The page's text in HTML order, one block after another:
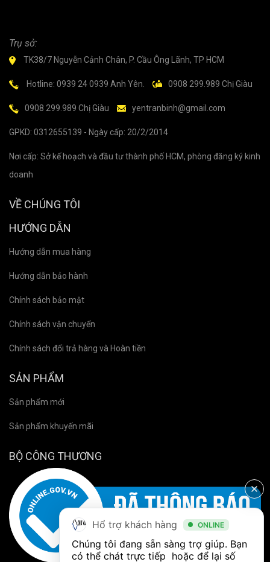
Trụ sở:
TK38/7 Nguyễn Cảnh Chân, P. Cầu Ông Lãnh, TP HCM
Hotline: 0939 24 0939 Anh Yên. 0908 299.989 Chị Giàu
0908 299.989 Chị Giàu yentranbinh@gmail.com
GPKD: 0312655139 - Ngày cấp: 20/2/2014
Nơi cấp: Sở kế hoạch và đầu tư thành phố HCM, phòng đăng ký kinh
doanh
VỀ CHÚNG TÔI
HƯỚNG DẪN
Hướng dẫn mua hàng
Hướng dẫn bảo hành
Chính sách bảo mật
Chính sách vận chuyển
Chính sách đổi trả hàng và Hoàn tiền
SẢN PHẨM
Sản phẩm mới
Sản phẩm khuyến mãi
BỘ CÔNG THƯƠNG
Hổ trợ khách hàng ONLINE
Chúng tôi đang sẵn sàng trợ giúp. Bạn
có thể chát trực tiếp  hoặc để lại số